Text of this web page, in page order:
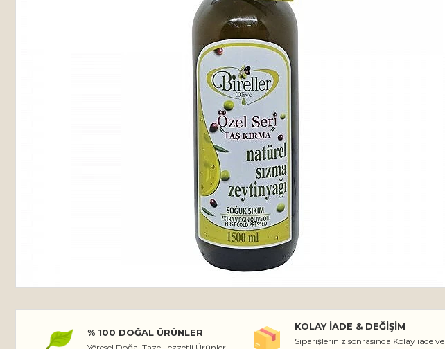
% 100 DOĞAL ÜRÜNLER
KOLAY İADE & DEĞIŞIM
Siparişleriniz sonrasında Kolay iade ve